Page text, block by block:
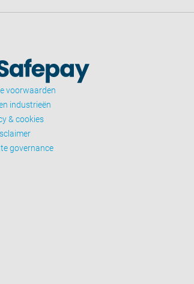
voorwaarden
industrieën
& cookies
governance